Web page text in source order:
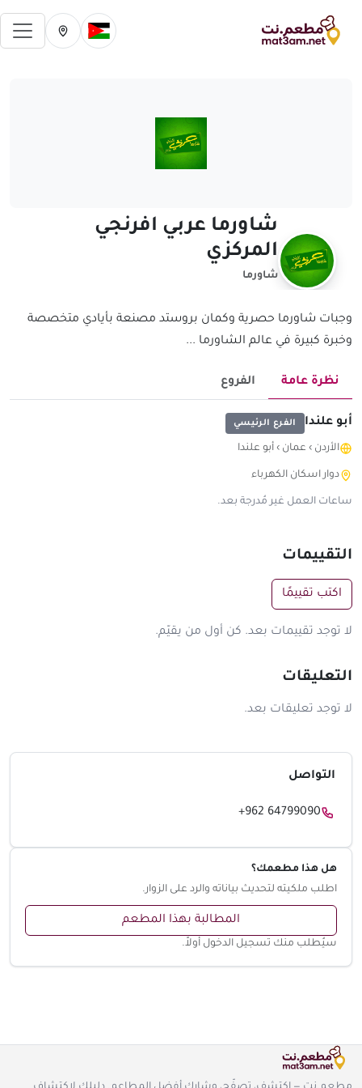
تغيير الدولة الحالية
تغيير المدينة
شاورما عربي افرنجي
المركزي
شاورما
وجبات شاورما حصرية وكمان بروستد مصنعة بأيادي متخصصة
وخبرة كبيرة في عالم الشاورما ...
نظرة عامة الفروع
أبو علندا الفرع الرئيسي
الأردن › عمان › أبو علندا
دوار اسكان الكهرباء
ساعات العمل غير مُدرجة بعد.
التقييمات
اكتب تقييمًا
لا توجد تقييمات بعد. كن أول من يقيّم.
التعليقات
لا توجد تعليقات بعد.
التواصل
+962 64799090
هل هذا مطعمك؟
اطلب ملكيته لتحديث بياناته والرد على الزوار.
المطالبة بهذا المطعم
سيُطلب منك تسجيل الدخول أولاً.